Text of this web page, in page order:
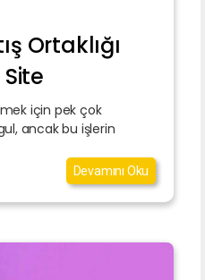
Ortaklığı
Site
için pek çok
ancak bu işlerin
Devamını Oku